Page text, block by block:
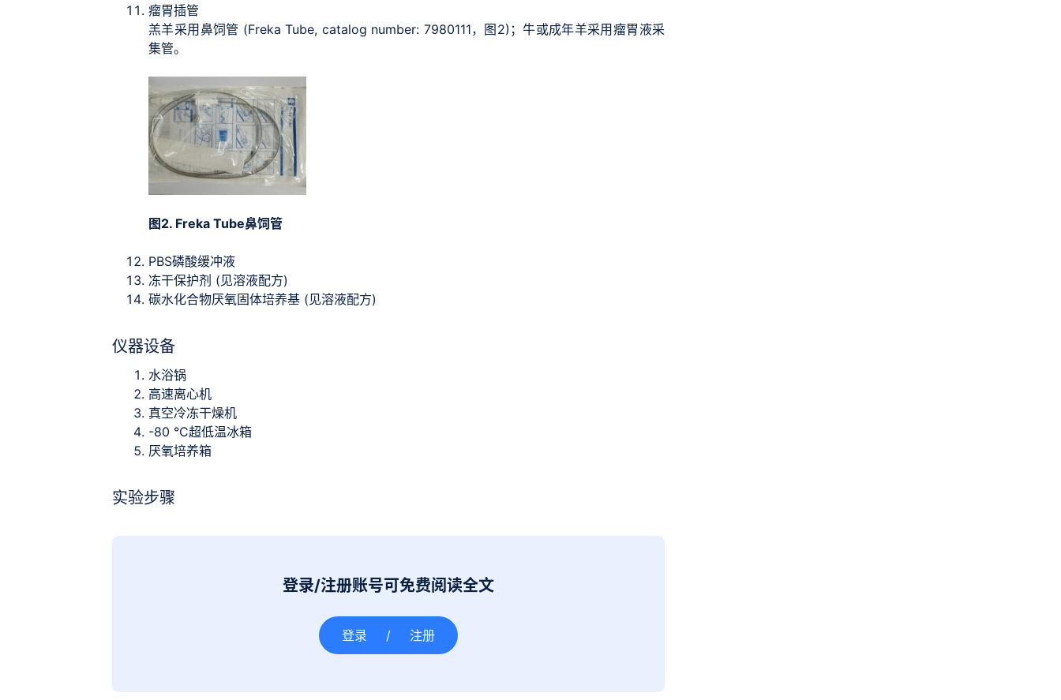
瘤胃插管
羔羊采用鼻饲管 (Freka Tube, catalog number: 7980111，图2)；牛或成年羊采用瘤胃液采
集管。
图2. Freka Tube鼻饲管
PBS磷酸缓冲液
冻干保护剂 (见溶液配方)
碳水化合物厌氧固体培养基 (见溶液配方)
仪器设备
水浴锅
高速离心机
真空冷冻干燥机
-80 °C超低温冰箱
厌氧培养箱
实验步骤
登录/注册账号可免费阅读全文
登录 / 注册